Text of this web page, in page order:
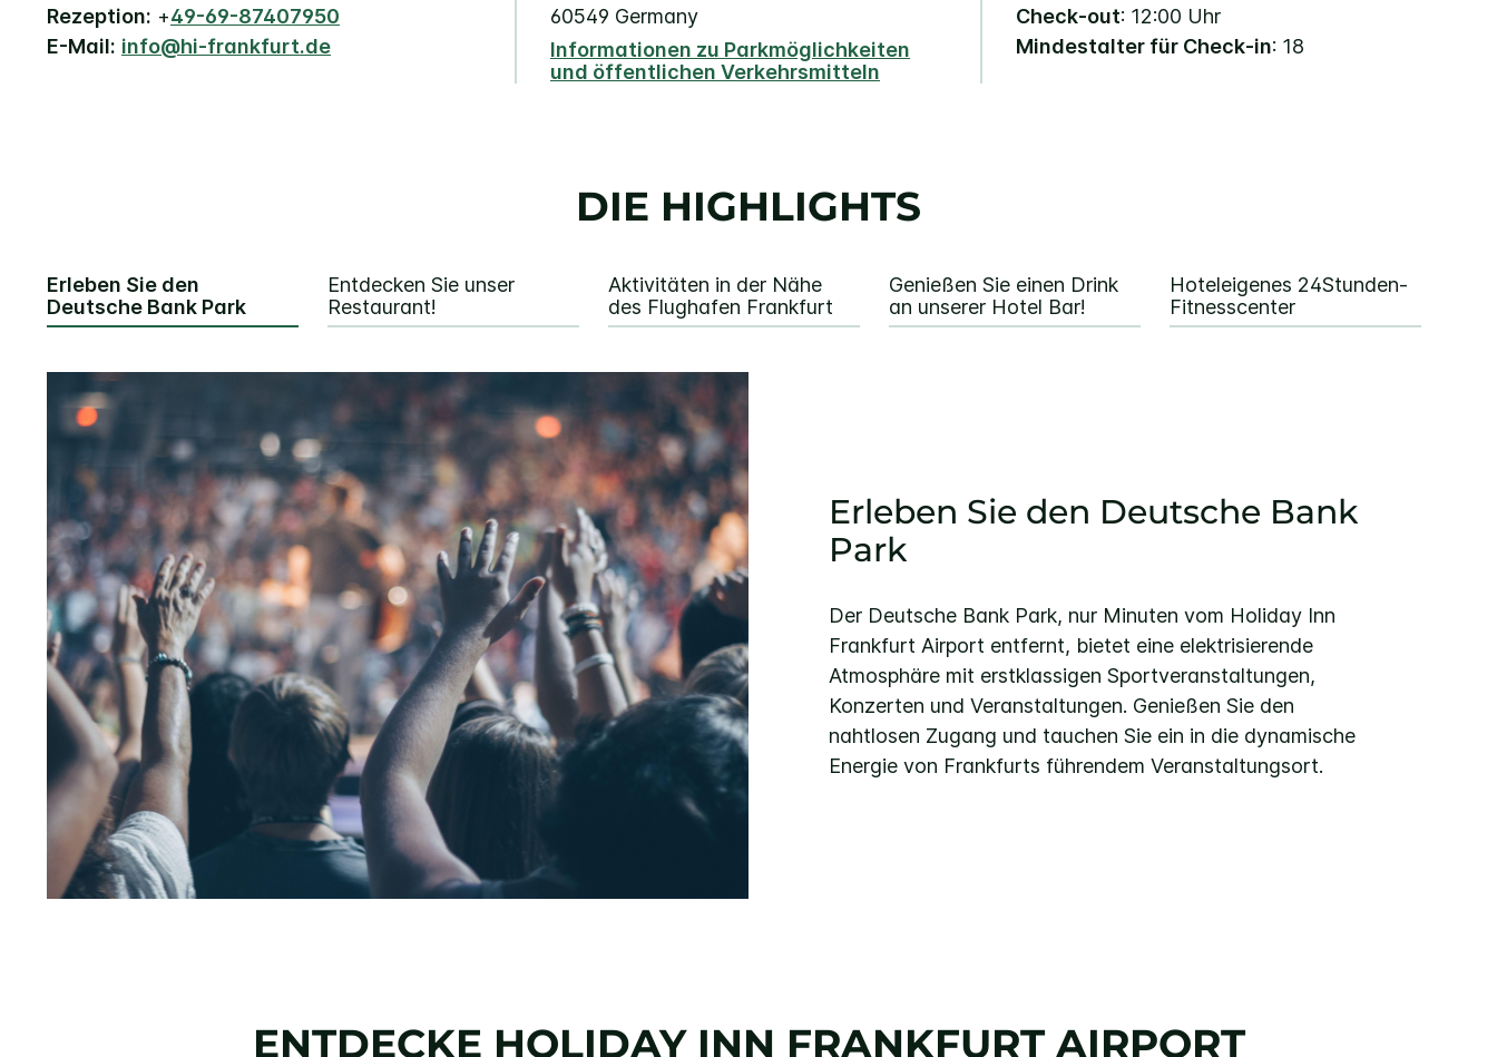
Rezeption: +49-69-87407950
E-Mail: info@hi-frankfurt.de
60549 Germany
Informationen zu Parkmöglichkeiten
und öffentlichen Verkehrsmitteln
Check-out: 12:00 Uhr
Mindestalter für Check-in: 18
DIE HIGHLIGHTS
Erleben Sie den
Deutsche Bank Park
Entdecken Sie unser
Restaurant!
Aktivitäten in der Nähe
des Flughafen Frankfurt
Genießen Sie einen Drink
an unserer Hotel Bar!
Hoteleigenes 24Stunden-
Fitnesscenter
Erleben Sie den Deutsche Bank
Park
Der Deutsche Bank Park, nur Minuten vom Holiday Inn
Frankfurt Airport entfernt, bietet eine elektrisierende
Atmosphäre mit erstklassigen Sportveranstaltungen,
Konzerten und Veranstaltungen. Genießen Sie den
nahtlosen Zugang und tauchen Sie ein in die dynamische
Energie von Frankfurts führendem Veranstaltungsort.
ENTDECKE HOLIDAY INN FRANKFURT AIRPORT